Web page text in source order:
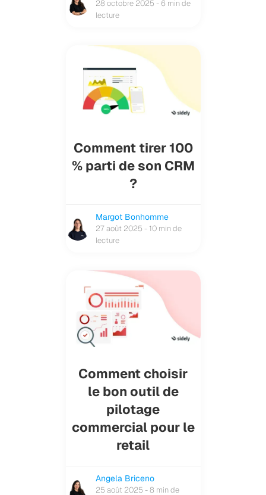
28 octobre 2025 - 6 min de
lecture
Comment tirer 100
% parti de son CRM
?
Margot Bonhomme
27 août 2025 - 10 min de
lecture
Comment choisir
le bon outil de
pilotage
commercial pour le
retail
Angela Briceno
25 août 2025 - 8 min de